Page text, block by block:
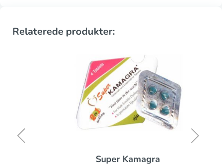
Relaterede produkter:
Super Kamagra